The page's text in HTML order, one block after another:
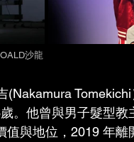
沙龍
。他曾與男子髮型教
值與地位，2019 年離